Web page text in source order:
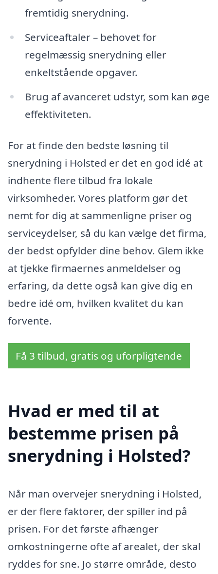
fremtidig snerydning.
Serviceaftaler – behovet for
regelmæssig snerydning eller
enkeltstående opgaver.
Brug af avanceret udstyr, som kan øge
effektiviteten.
For at finde den bedste løsning til
snerydning i Holsted er det en god idé at
indhente flere tilbud fra lokale
virksomheder. Vores platform gør det
nemt for dig at sammenligne priser og
serviceydelser, så du kan vælge det firma,
der bedst opfylder dine behov. Glem ikke
at tjekke firmaernes anmeldelser og
erfaring, da dette også kan give dig en
bedre idé om, hvilken kvalitet du kan
forvente.
Få 3 tilbud, gratis og uforpligtende
Hvad er med til at
bestemme prisen på
snerydning i Holsted?
Når man overvejer snerydning i Holsted,
er der flere faktorer, der spiller ind på
prisen. For det første afhænger
omkostningerne ofte af arealet, der skal
ryddes for sne. Jo større område, desto